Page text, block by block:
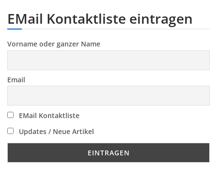
EMail Kontaktliste eintragen
Vorname oder ganzer Name
Email
EMail Kontaktliste
Updates / Neue Artikel